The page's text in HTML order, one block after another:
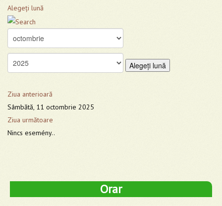
Alegeţi lună
Alegeţi lună
Ziua anterioară
Sâmbătă, 11 octombrie 2025
Ziua următoare
Nincs esemény..
Orar